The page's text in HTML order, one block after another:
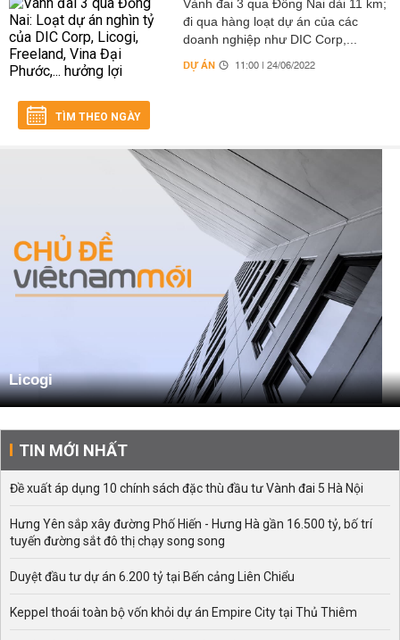
Vành đai 3 qua Đồng Nai dài 11 km;
đi qua hàng loạt dự án của các
doanh nghiệp như DIC Corp,...
DỰ ÁN 11:00 | 24/06/2022
TÌM THEO NGÀY
Licogi
TIN MỚI NHẤT
Đề xuất áp dụng 10 chính sách đặc thù đầu tư Vành đai 5 Hà Nội
Hưng Yên sắp xây đường Phố Hiến - Hưng Hà gần 16.500 tỷ, bố trí
tuyến đường sắt đô thị chạy song song
Duyệt đầu tư dự án 6.200 tỷ tại Bến cảng Liên Chiểu
Keppel thoái toàn bộ vốn khỏi dự án Empire City tại Thủ Thiêm